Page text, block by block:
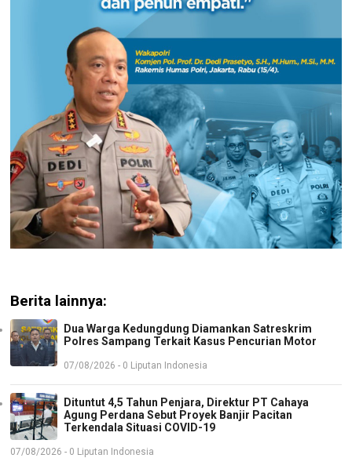
Berita lainnya:
Dua Warga Kedungdung Diamankan Satreskrim
Polres Sampang Terkait Kasus Pencurian Motor
07/08/2026 - 0 Liputan Indonesia
Dituntut 4,5 Tahun Penjara, Direktur PT Cahaya
Agung Perdana Sebut Proyek Banjir Pacitan
Terkendala Situasi COVID-19
07/08/2026 - 0 Liputan Indonesia